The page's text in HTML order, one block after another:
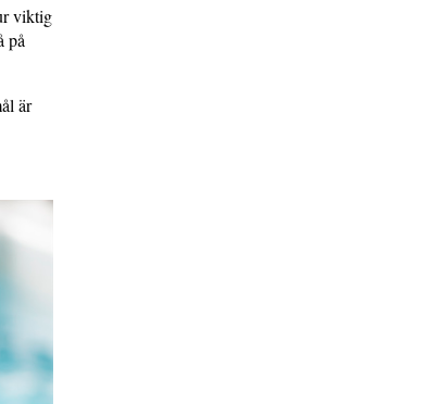
viktig
på
är